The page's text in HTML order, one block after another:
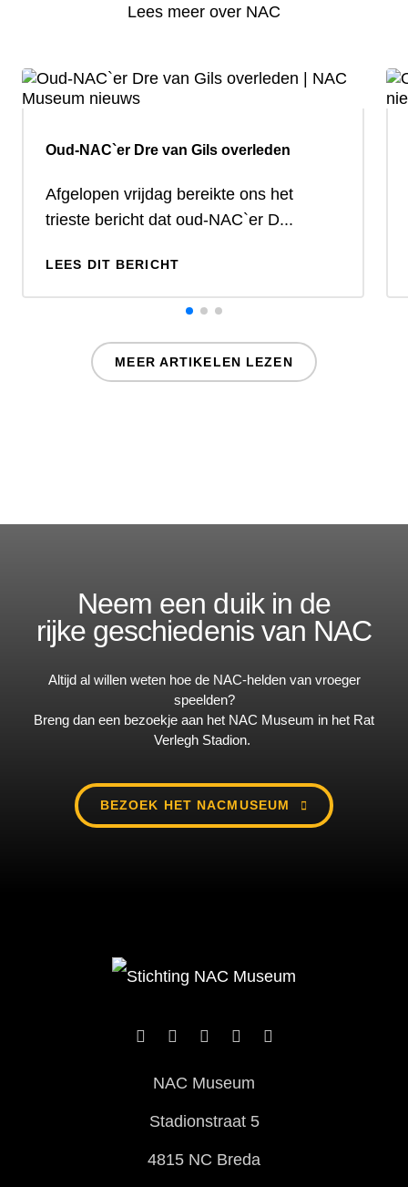
Lees meer over NAC
Oud-NAC`er Dre van Gils overleden
Afgelopen vrijdag bereikte ons het
trieste bericht dat oud-NAC`er D...
LEES DIT BERICHT
MEER ARTIKELEN LEZEN
Neem een duik in de
rijke geschiedenis van NAC
Altijd al willen weten hoe de NAC-helden van vroeger
speelden?
Breng dan een bezoekje aan het NAC Museum in het Rat
Verlegh Stadion.
BEZOEK HET NACMUSEUM
NAC Museum
Stadionstraat 5
4815 NC Breda